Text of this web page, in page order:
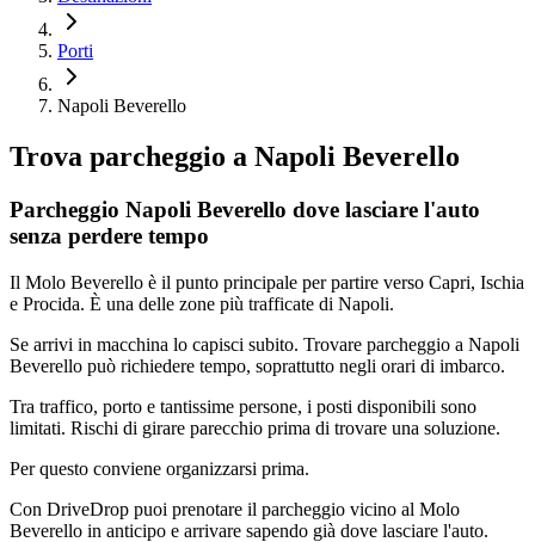
Porti
Napoli Beverello
Trova parcheggio a Napoli Beverello
Parcheggio Napoli Beverello dove lasciare l'auto
senza perdere tempo
Il Molo Beverello è il punto principale per partire verso Capri, Ischia
e Procida. È una delle zone più trafficate di Napoli.
Se arrivi in macchina lo capisci subito. Trovare parcheggio a Napoli
Beverello può richiedere tempo, soprattutto negli orari di imbarco.
Tra traffico, porto e tantissime persone, i posti disponibili sono
limitati. Rischi di girare parecchio prima di trovare una soluzione.
Per questo conviene organizzarsi prima.
Con DriveDrop puoi prenotare il parcheggio vicino al Molo
Beverello in anticipo e arrivare sapendo già dove lasciare l'auto.